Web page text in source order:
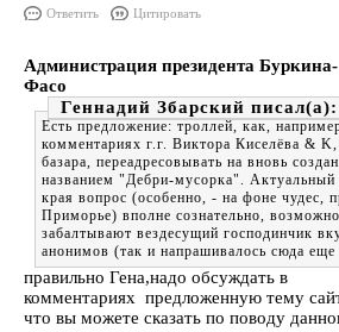
Ответить Цитировать
Администрация президента Буркина-
Фасо
Геннадий Збарский
Есть предложение: троллей, как,
комментариях г.г. Виктора Киселёва &
базара, переадресовывать на вновь
названием "Дебри-мусорка". Актуальный
края вопрос (особенно, - на фоне чудес,
Приморье) вполне сознательно,
забалтывают вездесущий господинчик
анонимов (так и напрашивалось сюда
правильно Гена,надо обсуждать в
комментариях предложенную тему
что вы можете сказать по поводу